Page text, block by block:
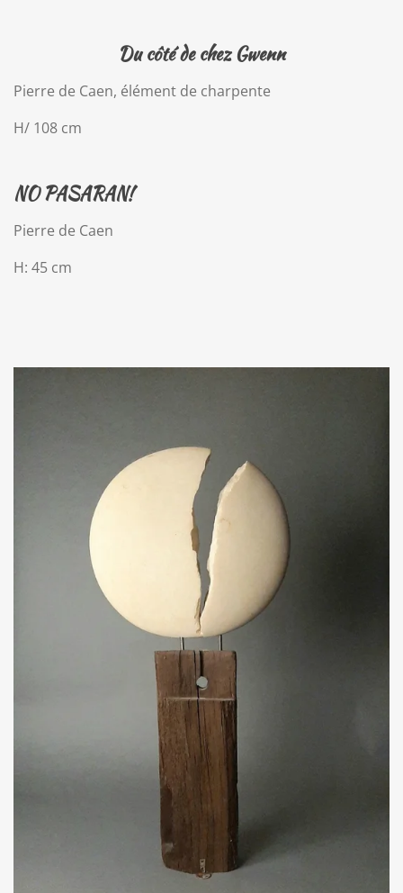
Du côté de chez Gwenn
Pierre de Caen, élément de charpente
H/ 108 cm
NO PASARAN!
Pierre de Caen
H: 45 cm